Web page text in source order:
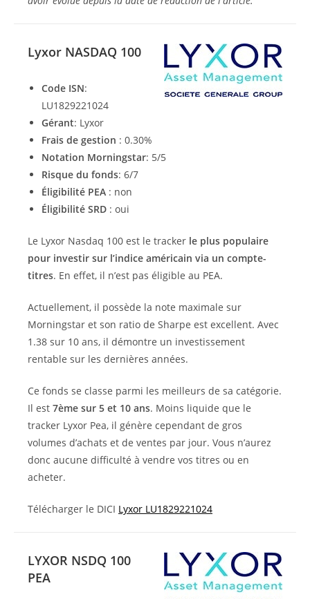
Lyxor NASDAQ 100
Code ISN:
LU1829221024
Gérant: Lyxor
Frais de gestion : 0.30%
Notation Morningstar: 5/5
Risque du fonds: 6/7
Éligibilité PEA : non
Éligibilité SRD : oui
Le Lyxor Nasdaq 100 est le tracker le plus populaire
pour investir sur l’indice américain via un compte-
titres. En effet, il n’est pas éligible au PEA.
Actuellement, il possède la note maximale sur
Morningstar et son ratio de Sharpe est excellent. Avec
1.38 sur 10 ans, il démontre un investissement
rentable sur les dernières années.
Ce fonds se classe parmi les meilleurs de sa catégorie.
Il est 7ème sur 5 et 10 ans. Moins liquide que le
tracker Lyxor Pea, il génère cependant de gros
volumes d’achats et de ventes par jour. Vous n’aurez
donc aucune difficulté à vendre vos titres ou en
acheter.
Télécharger le DICI Lyxor LU1829221024
LYXOR NSDQ 100
PEA